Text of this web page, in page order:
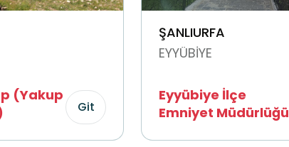
(Yakup
Git
ŞANLIURFA
EYYÜBİYE
Eyyübiye İlçe
Emniyet Müdürlüğü